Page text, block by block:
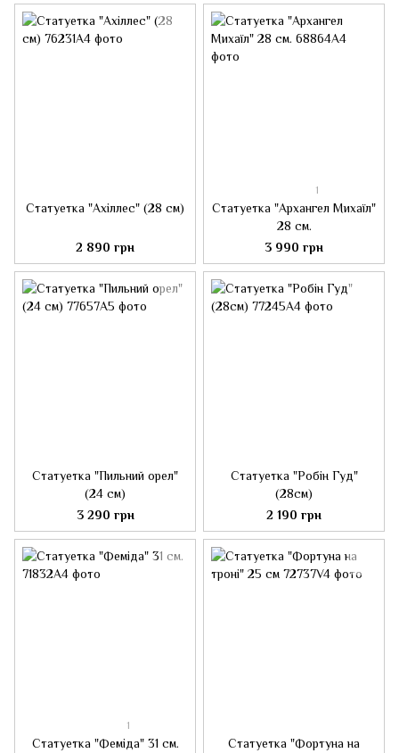
Статуетка "Ахіллес" (28 см)
2 890 грн
1
Статуетка "Архангел Михаїл"
28 см.
3 990 грн
Статуетка "Пильний орел"
(24 см)
3 290 грн
Статуетка "Робін Гуд"
(28см)
2 190 грн
1
Статуетка "Феміда" 31 см.
Статуетка "Фортуна на